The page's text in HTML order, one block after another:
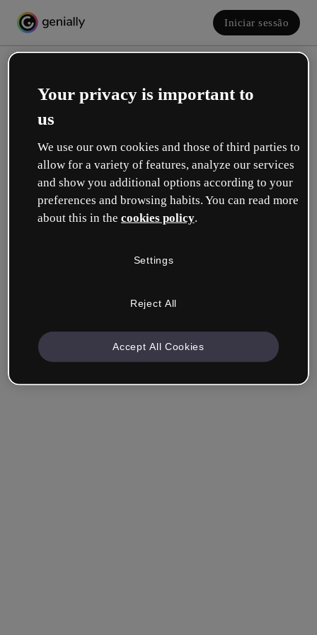
Iniciar sessão
Crie a sua conta! É grátis!
Qual descreve melhor a sua função?
Empresa & Profissionais
outra área.
Your privacy is important to
us
We use our own cookies and those of third parties to
allow for a variety of features, analyze our services
and show you additional options according to your
preferences and browsing habits. You can read more
about this in the cookies policy.
Settings
Reject All
Accept All Cookies